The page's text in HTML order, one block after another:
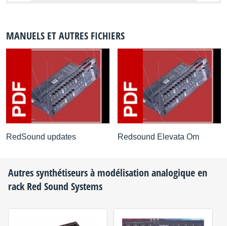
MANUELS ET AUTRES FICHIERS
RedSound updates Redsound Elevata Om
Autres synthétiseurs à modélisation analogique en
rackRed Sound Systems